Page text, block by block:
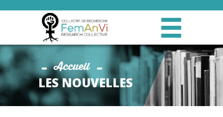
LES NOUVELLES
Accueil